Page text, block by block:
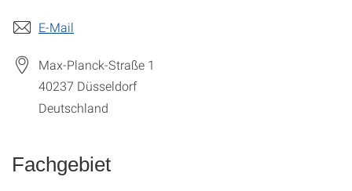
E-Mail
Max-Planck-Straße 1
40237 Düsseldorf
Deutschland
Fachgebiet